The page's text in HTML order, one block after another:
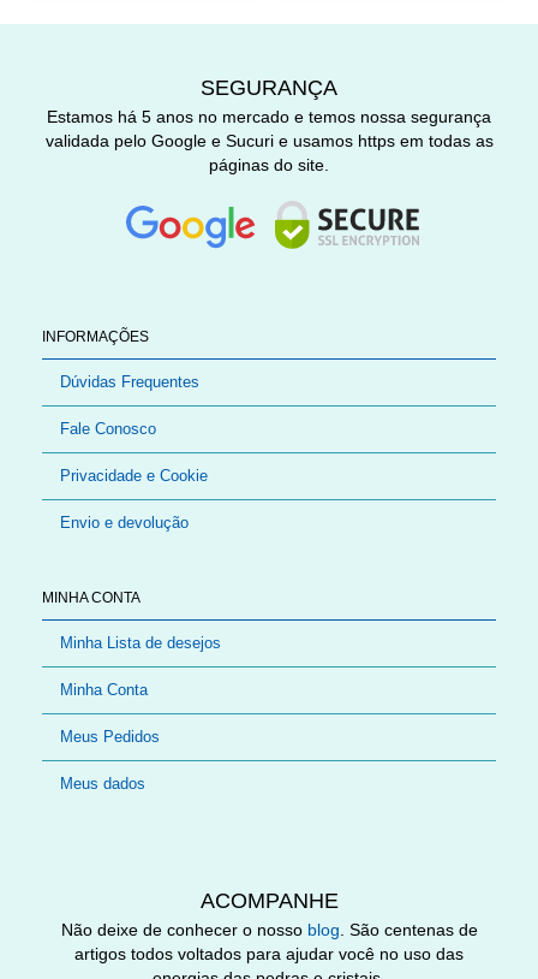
INFORMAÇÕES
Dúvidas Frequentes
Fale Conosco
Privacidade e Cookie
Envio e devolução
MINHA CONTA
Minha Lista de desejos
Minha Conta
Meus Pedidos
Meus dados
SEGURANÇA
Estamos há 5 anos no mercado e temos nossa segurança
validada pelo Google e Sucuri e usamos https em todas as
páginas do site.
ACOMPANHE
Não deixe de conhecer o nosso blog. São centenas de
artigos todos voltados para ajudar você no uso das